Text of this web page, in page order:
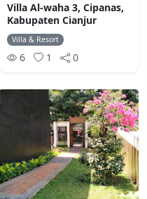
Villa Al-waha 3, Cipanas,
Kabupaten Cianjur
Villa & Resort
6 1 0